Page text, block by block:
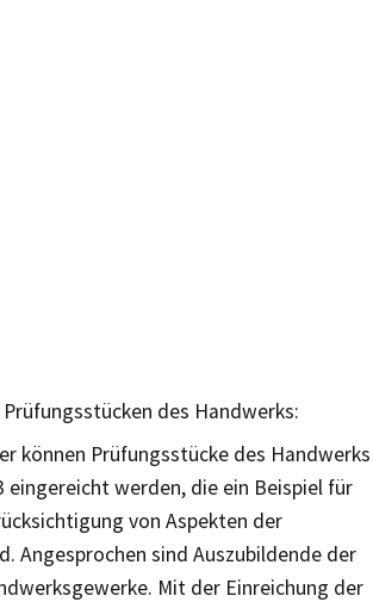
des Handwerks:
können Prüfungsstücke des Handwerks
eingereicht werden, die ein Beispiel für
von Aspekten der
Angesprochen sind Auszubildende der
Mit der Einreichung der